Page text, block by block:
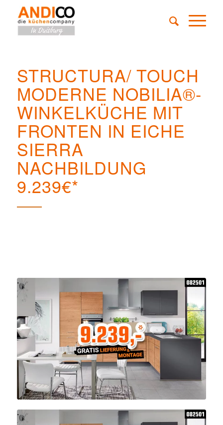
STRUCTURA/ TOUCH
MODERNE NOBILIA®-
WINKELKÜCHE MIT
FRONTEN IN EICHE
SIERRA
NACHBILDUNG
9.239€*